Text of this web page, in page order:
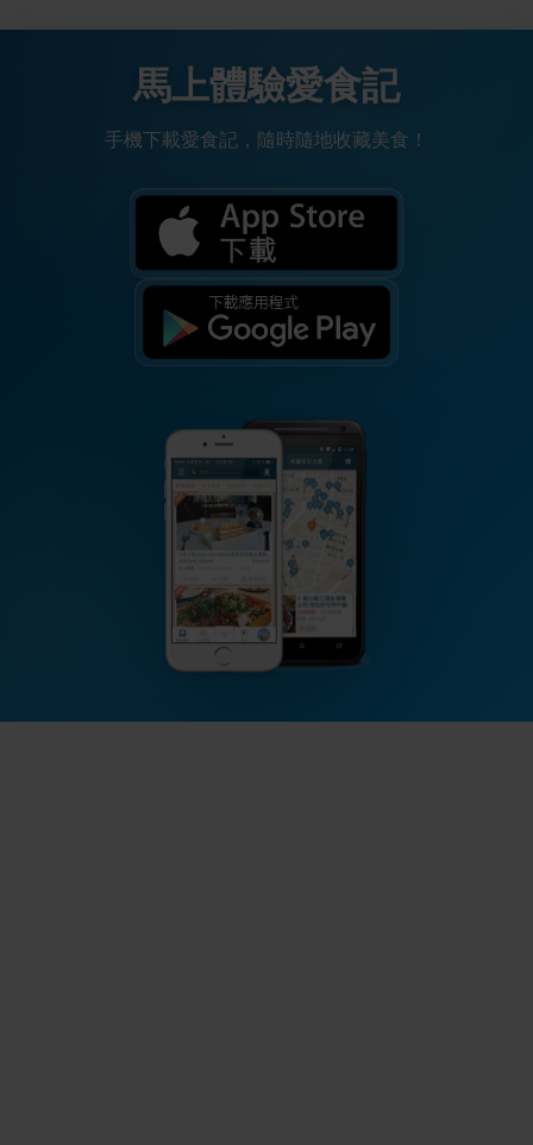
馬上體驗愛食記
手機下載愛食記，隨時隨地收藏美食！